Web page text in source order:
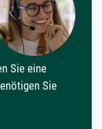
Sie eine
Sie